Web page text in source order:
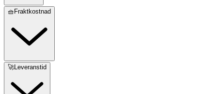
🧺Fraktkostnad
🚀Leveranstid